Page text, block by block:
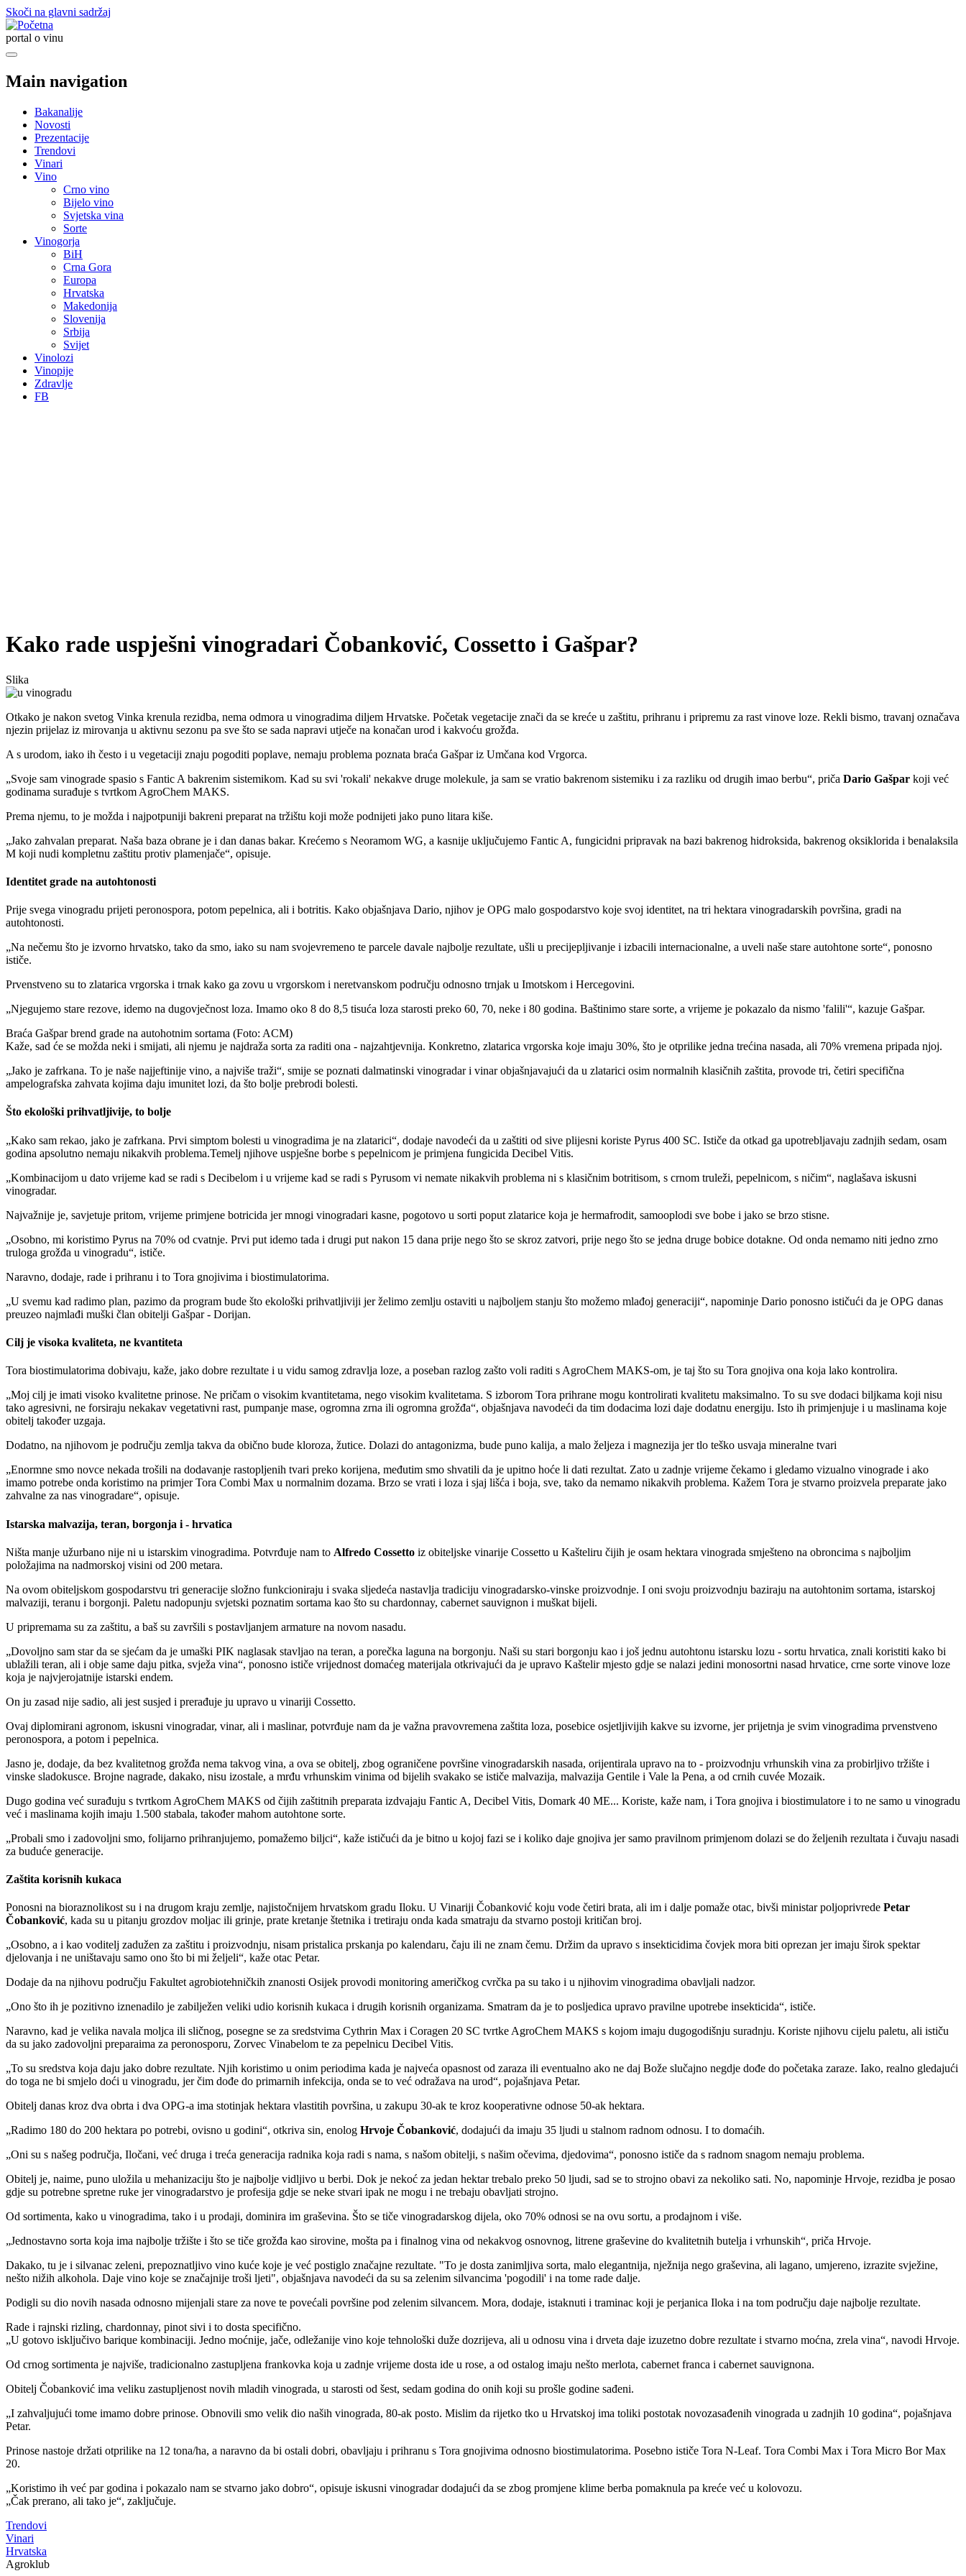
Skoči na glavni sadržaj
portal o vinu
Main navigation
Bakanalije
Novosti
Prezentacije
Trendovi
Vinari
Vino
Crno vino
Bijelo vino
Svjetska vina
Sorte
Vinogorja
BiH
Crna Gora
Europa
Hrvatska
Makedonija
Slovenija
Srbija
Svijet
Vinolozi
Vinopije
Zdravlje
FB
Kako rade uspješni vinogradari Čobanković, Cossetto i Gašpar?
Slika
Otkako je nakon svetog Vinka krenula rezidba, nema odmora u vinogradima diljem Hrvatske. Početak vegetacije znači da se kreće u zaštitu, prihranu i pripremu za rast vinove loze. Rekli bismo, travanj označava
njezin prijelaz iz mirovanja u aktivnu sezonu pa sve što se sada napravi utječe na konačan urod i kakvoću grožđa.
A s urodom, iako ih često i u vegetaciji znaju pogoditi poplave, nemaju problema poznata braća Gašpar iz Umčana kod Vrgorca.
Svoje sam vinograde spasio s Fantic A bakrenim sistemikom. Kad su svi 'rokali' nekakve druge molekule, ja sam se vratio bakrenom sistemiku i za razliku od drugih imao berbu , priča Dario Gašpar koji već
godinama surađuje s tvrtkom AgroChem MAKS.
Prema njemu, to je možda i najpotpuniji bakreni preparat na tržištu koji može podnijeti jako puno litara kiše.
Jako zahvalan preparat. Naša baza obrane je i dan danas bakar. Krećemo s Neoramom WG, a kasnije uključujemo Fantic A, fungicidni pripravak na bazi bakrenog hidroksida, bakrenog oksiklorida i benalaksila
M koji nudi kompletnu zaštitu protiv plamenjače , opisuje.
Identitet grade na autohtonosti
Prije svega vinogradu prijeti peronospora, potom pepelnica, ali i botritis. Kako objašnjava Dario, njihov je OPG malo gospodarstvo koje svoj identitet, na tri hektara vinogradarskih površina, gradi na
autohtonosti.
Na nečemu što je izvorno hrvatsko, tako da smo, iako su nam svojevremeno te parcele davale najbolje rezultate, ušli u precijepljivanje i izbacili internacionalne, a uveli naše stare autohtone sorte , ponosno
ističe.
Prvenstveno su to zlatarica vrgorska i trnak kako ga zovu u vrgorskom i neretvanskom području odnosno trnjak u Imotskom i Hercegovini.
Njegujemo stare rezove, idemo na dugovječnost loza. Imamo oko 8 do 8,5 tisuća loza starosti preko 60, 70, neke i 80 godina. Baštinimo stare sorte, a vrijeme je pokazalo da nismo 'falili' , kazuje Gašpar.
Braća Gašpar brend grade na autohotnim sortama (Foto: ACM)
Kaže, sad će se možda neki i smijati, ali njemu je najdraža sorta za raditi ona - najzahtjevnija. Konkretno, zlatarica vrgorska koje imaju 30%, što je otprilike jedna trećina nasada, ali 70% vremena pripada njoj.
Jako je zafrkana. To je naše najjeftinije vino, a najviše traži , smije se poznati dalmatinski vinogradar i vinar objašnjavajući da u zlatarici osim normalnih klasičnih zaštita, provode tri, četiri specifična
ampelografska zahvata kojima daju imunitet lozi, da što bolje prebrodi bolesti.
Što ekološki prihvatljivije, to bolje
Kako sam rekao, jako je zafrkana. Prvi simptom bolesti u vinogradima je na zlatarici , dodaje navodeći da u zaštiti od sive plijesni koriste Pyrus 400 SC. Ističe da otkad ga upotrebljavaju zadnjih sedam, osam
godina apsolutno nemaju nikakvih problema.Temelj njihove uspješne borbe s pepelnicom je primjena fungicida Decibel Vitis.
Kombinacijom u dato vrijeme kad se radi s Decibelom i u vrijeme kad se radi s Pyrusom vi nemate nikakvih problema ni s klasičnim botritisom, s crnom truleži, pepelnicom, s ničim , naglašava iskusni
vinogradar.
Najvažnije je, savjetuje pritom, vrijeme primjene botricida jer mnogi vinogradari kasne, pogotovo u sorti poput zlatarice koja je hermafrodit, samooplodi sve bobe i jako se brzo stisne.
Osobno, mi koristimo Pyrus na 70% od cvatnje. Prvi put idemo tada i drugi put nakon 15 dana prije nego što se skroz zatvori, prije nego što se jedna druge bobice dotakne. Od onda nemamo niti jedno zrno
truloga grožđa u vinogradu , ističe.
Naravno, dodaje, rade i prihranu i to Tora gnojivima i biostimulatorima.
U svemu kad radimo plan, pazimo da program bude što ekološki prihvatljiviji jer želimo zemlju ostaviti u najboljem stanju što možemo mlađoj generaciji , napominje Dario ponosno ističući da je OPG danas
preuzeo najmlađi muški član obitelji Gašpar - Dorijan.
Cilj je visoka kvaliteta, ne kvantiteta
Tora biostimulatorima dobivaju, kaže, jako dobre rezultate i u vidu samog zdravlja loze, a poseban razlog zašto voli raditi s AgroChem MAKS-om, je taj što su Tora gnojiva ona koja lako kontrolira.
Moj cilj je imati visoko kvalitetne prinose. Ne pričam o visokim kvantitetama, nego visokim kvalitetama. S izborom Tora prihrane mogu kontrolirati kvalitetu maksimalno. To su sve dodaci biljkama koji nisu
tako agresivni, ne forsiraju nekakav vegetativni rast, pumpanje mase, ogromna zrna ili ogromna grožđa , objašnjava navodeći da tim dodacima lozi daje dodatnu energiju. Isto ih primjenjuje i u maslinama koje
obitelj također uzgaja.
Dodatno, na njihovom je području zemlja takva da obično bude kloroza, žutice. Dolazi do antagonizma, bude puno kalija, a malo željeza i magnezija jer tlo teško usvaja mineralne tvari
Enormne smo novce nekada trošili na dodavanje rastopljenih tvari preko korijena, međutim smo shvatili da je upitno hoće li dati rezultat. Zato u zadnje vrijeme čekamo i gledamo vizualno vinograde i ako
imamo potrebe onda koristimo na primjer Tora Combi Max u normalnim dozama. Brzo se vrati i loza i sjaj lišća i boja, sve, tako da nemamo nikakvih problema. Kažem Tora je stvarno proizvela preparate jako
zahvalne za nas vinogradare , opisuje.
Istarska malvazija, teran, borgonja i - hrvatica
Ništa manje užurbano nije ni u istarskim vinogradima. Potvrđuje nam to Alfredo Cossetto iz obiteljske vinarije Cossetto u Kašteliru čijih je osam hektara vinograda smješteno na obroncima s najboljim
položajima na nadmorskoj visini od 200 metara.
Na ovom obiteljskom gospodarstvu tri generacije složno funkcioniraju i svaka sljedeća nastavlja tradiciju vinogradarsko-vinske proizvodnje. I oni svoju proizvodnju baziraju na autohtonim sortama, istarskoj
malvaziji, teranu i borgonji. Paletu nadopunju svjetski poznatim sortama kao što su chardonnay, cabernet sauvignon i muškat bijeli.
U pripremama su za zaštitu, a baš su završili s postavljanjem armature na novom nasadu.
Dovoljno sam star da se sjećam da je umaški PIK naglasak stavljao na teran, a porečka laguna na borgonju. Naši su stari borgonju kao i još jednu autohtonu istarsku lozu - sortu hrvatica, znali koristiti kako bi
ublažili teran, ali i obje same daju pitka, svježa vina , ponosno ističe vrijednost domaćeg materijala otkrivajući da je upravo Kaštelir mjesto gdje se nalazi jedini monosortni nasad hrvatice, crne sorte vinove loze
koja je najvjerojatnije istarski endem.
On ju zasad nije sadio, ali jest susjed i prerađuje ju upravo u vinariji Cossetto.
Ovaj diplomirani agronom, iskusni vinogradar, vinar, ali i maslinar, potvrđuje nam da je važna pravovremena zaštita loza, posebice osjetljivijih kakve su izvorne, jer prijetnja je svim vinogradima prvenstveno
peronospora, a potom i pepelnica.
Jasno je, dodaje, da bez kvalitetnog grožđa nema takvog vina, a ova se obitelj, zbog ograničene površine vinogradarskih nasada, orijentirala upravo na to - proizvodnju vrhunskih vina za probirljivo tržište i
vinske sladokusce. Brojne nagrade, dakako, nisu izostale, a mrđu vrhunskim vinima od bijelih svakako se ističe malvazija, malvazija Gentile i Vale la Pena, a od crnih cuvée Mozaik.
Dugo godina već surađuju s tvrtkom AgroChem MAKS od čijih zaštitnih preparata izdvajaju Fantic A, Decibel Vitis, Domark 40 ME... Koriste, kaže nam, i Tora gnojiva i biostimulatore i to ne samo u vinogradu
već i maslinama kojih imaju 1.500 stabala, također mahom autohtone sorte.
Probali smo i zadovoljni smo, folijarno prihranjujemo, pomažemo biljci , kaže ističući da je bitno u kojoj fazi se i koliko daje gnojiva jer samo pravilnom primjenom dolazi se do željenih rezultata i čuvaju nasadi
za buduće generacije.
Zaštita korisnih kukaca
Ponosni na bioraznolikost su i na drugom kraju zemlje, najistočnijem hrvatskom gradu Iloku. U Vinariji Čobanković koju vode četiri brata, ali im i dalje pomaže otac, bivši ministar poljoprivrede Petar
Čobanković, kada su u pitanju grozdov moljac ili grinje, prate kretanje štetnika i tretiraju onda kada smatraju da stvarno postoji kritičan broj.
Osobno, a i kao voditelj zadužen za zaštitu i proizvodnju, nisam pristalica prskanja po kalendaru, čaju ili ne znam čemu. Držim da upravo s insekticidima čovjek mora biti oprezan jer imaju širok spektar
djelovanja i ne uništavaju samo ono što bi mi željeli , kaže otac Petar.
Dodaje da na njihovu području Fakultet agrobiotehničkih znanosti Osijek provodi monitoring američkog cvrčka pa su tako i u njihovim vinogradima obavljali nadzor.
Ono što ih je pozitivno iznenadilo je zabilježen veliki udio korisnih kukaca i drugih korisnih organizama. Smatram da je to posljedica upravo pravilne upotrebe insekticida , ističe.
Naravno, kad je velika navala moljca ili sličnog, posegne se za sredstvima Cythrin Max i Coragen 20 SC tvrtke AgroChem MAKS s kojom imaju dugogodišnju suradnju. Koriste njihovu cijelu paletu, ali ističu
da su jako zadovoljni preparaima za peronosporu, Zorvec Vinabelom te za pepelnicu Decibel Vitis.
To su sredstva koja daju jako dobre rezultate. Njih koristimo u onim periodima kada je najveća opasnost od zaraza ili eventualno ako ne daj Bože slučajno negdje dođe do početaka zaraze. Iako, realno gledajući
do toga ne bi smjelo doći u vinogradu, jer čim dođe do primarnih infekcija, onda se to već odražava na urod , pojašnjava Petar.
Obitelj danas kroz dva obrta i dva OPG-a ima stotinjak hektara vlastitih površina, u zakupu 30-ak te kroz kooperativne odnose 50-ak hektara.
Radimo 180 do 200 hektara po potrebi, ovisno u godini , otkriva sin, enolog Hrvoje Čobanković, dodajući da imaju 35 ljudi u stalnom radnom odnosu. I to domaćih.
Oni su s našeg područja, Iločani, već druga i treća generacija radnika koja radi s nama, s našom obitelji, s našim očevima, djedovima , ponosno ističe da s radnom snagom nemaju problema.
Obitelj je, naime, puno uložila u mehanizaciju što je najbolje vidljivo u berbi. Dok je nekoć za jedan hektar trebalo preko 50 ljudi, sad se to strojno obavi za nekoliko sati. No, napominje Hrvoje, rezidba je posao
gdje su potrebne spretne ruke jer vinogradarstvo je profesija gdje se neke stvari ipak ne mogu i ne trebaju obavljati strojno.
Od sortimenta, kako u vinogradima, tako i u prodaji, dominira im graševina. Što se tiče vinogradarskog dijela, oko 70% odnosi se na ovu sortu, a prodajnom i više.
Jednostavno sorta koja ima najbolje tržište i što se tiče grožđa kao sirovine, mošta pa i finalnog vina od nekakvog osnovnog, litrene graševine do kvalitetnih butelja i vrhunskih , priča Hrvoje.
Dakako, tu je i silvanac zeleni, prepoznatljivo vino kuće koje je već postiglo značajne rezultate. "To je dosta zanimljiva sorta, malo elegantnija, nježnija nego graševina, ali lagano, umjereno, izrazite svježine,
nešto nižih alkohola. Daje vino koje se značajnije troši ljeti", objašnjava navodeći da su sa zelenim silvancima 'pogodili' i na tome rade dalje.
Podigli su dio novih nasada odnosno mijenjali stare za nove te povećali površine pod zelenim silvancem. Mora, dodaje, istaknuti i traminac koji je perjanica Iloka i na tom području daje najbolje rezultate.
Rade i rajnski rizling, chardonnay, pinot sivi i to dosta specifično.
U gotovo isključivo barique kombinaciji. Jedno moćnije, jače, odležanije vino koje tehnološki duže dozrijeva, ali u odnosu vina i drveta daje izuzetno dobre rezultate i stvarno moćna, zrela vina , navodi Hrvoje.
Od crnog sortimenta je najviše, tradicionalno zastupljena frankovka koja u zadnje vrijeme dosta ide u rose, a od ostalog imaju nešto merlota, cabernet franca i cabernet sauvignona.
Obitelj Čobanković ima veliku zastupljenost novih mladih vinograda, u starosti od šest, sedam godina do onih koji su prošle godine sađeni.
I zahvaljujući tome imamo dobre prinose. Obnovili smo velik dio naših vinograda, 80-ak posto. Mislim da rijetko tko u Hrvatskoj ima toliki postotak novozasađenih vinograda u zadnjih 10 godina , pojašnjava
Petar.
Prinose nastoje držati otprilike na 12 tona/ha, a naravno da bi ostali dobri, obavljaju i prihranu s Tora gnojivima odnosno biostimulatorima. Posebno ističe Tora N-Leaf. Tora Combi Max i Tora Micro Bor Max
20.
Koristimo ih već par godina i pokazalo nam se stvarno jako dobro , opisuje iskusni vinogradar dodajući da se zbog promjene klime berba pomaknula pa kreće već u kolovozu.
Čak prerano, ali tako je , zaključuje.
Trendovi
Vinari
Hrvatska
Agroklub